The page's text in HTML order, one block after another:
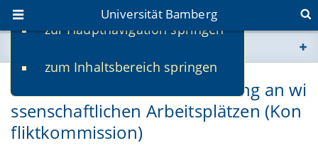
zur Hauptnavigation springen
zum Inhaltsbereich springen
Universität Bamberg
www.uni-bamberg.de
univis.uni-bamberg.de
Kommission zur Konfliktlösung an wi
ssenschaftlichen Arbeitsplätzen (Kon
fliktkommission)